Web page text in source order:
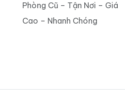
Phòng Cũ – Tận Nơi – Giá
Cao – Nhanh Chóng